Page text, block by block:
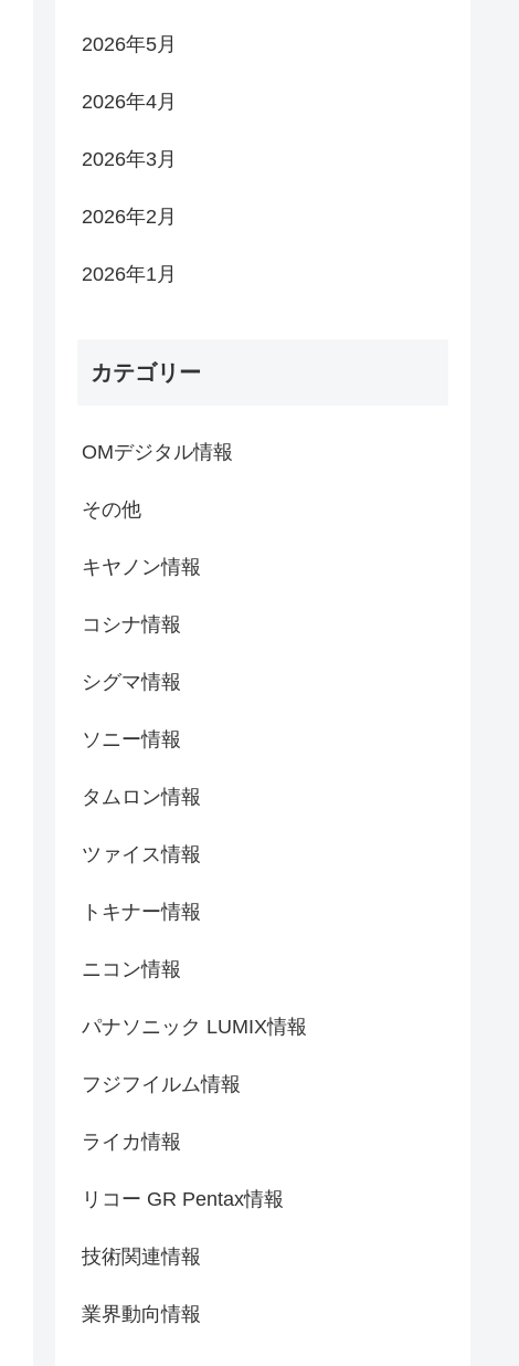
2026年5月
2026年4月
2026年3月
2026年2月
2026年1月
カテゴリー
OMデジタル情報
その他
キヤノン情報
コシナ情報
シグマ情報
ソニー情報
タムロン情報
ツァイス情報
トキナー情報
ニコン情報
パナソニック LUMIX情報
フジフイルム情報
ライカ情報
リコー GR Pentax情報
技術関連情報
業界動向情報